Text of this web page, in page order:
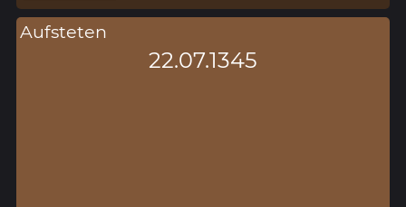
Aufsteten
22.07.1345